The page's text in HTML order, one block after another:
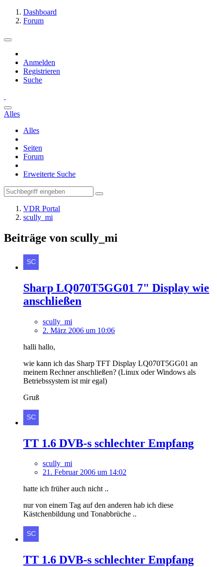
Dashboard
Forum
Anmelden
Registrieren
Suche
Alles
Alles
Seiten
Forum
Erweiterte Suche
VDR Portal
scully_mi
Beiträge von scully_mi
Sharp LQ070T5GG01 7" Display wie
anschließen
scully_mi
2. März 2006 um 10:06
halli hallo,
wie kann ich das Sharp TFT Display LQ070T5GG01 an
meinem Rechner anschließen? (Linux oder Windows als
Betriebssystem ist mir egal)
Gruß
TT 1.6 DVB-s schlechter Empfang
scully_mi
21. Februar 2006 um 14:02
hatte ich früher auch nicht ..
nur von einem Tag auf den anderen hab ich diese
Kästchenbildung und Tonabbrüche ..
TT 1.6 DVB-s schlechter Empfang